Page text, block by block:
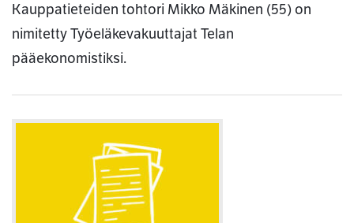
Kauppatieteiden tohtori Mikko Mäkinen (55) on
nimitetty Työeläkevakuuttajat Telan
pääekonomistiksi.